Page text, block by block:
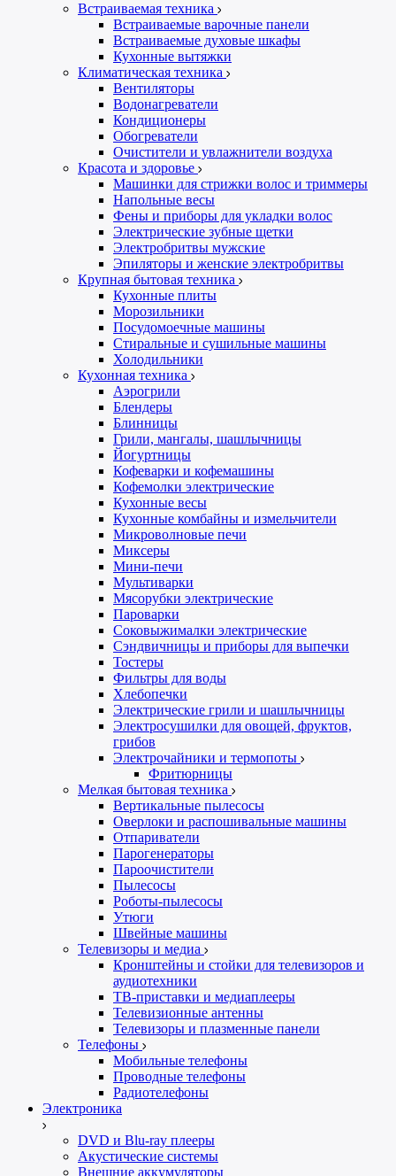
Встраиваемая техника
Встраиваемые варочные панели
Встраиваемые духовые шкафы
Кухонные вытяжки
Климатическая техника
Вентиляторы
Водонагреватели
Кондиционеры
Обогреватели
Очистители и увлажнители воздуха
Красота и здоровье
Машинки для стрижки волос и триммеры
Напольные весы
Фены и приборы для укладки волос
Электрические зубные щетки
Электробритвы мужские
Эпиляторы и женские электробритвы
Крупная бытовая техника
Кухонные плиты
Морозильники
Посудомоечные машины
Стиральные и сушильные машины
Холодильники
Кухонная техника
Аэрогрили
Блендеры
Блинницы
Грили, мангалы, шашлычницы
Йогуртницы
Кофеварки и кофемашины
Кофемолки электрические
Кухонные весы
Кухонные комбайны и измельчители
Микроволновые печи
Миксеры
Мини-печи
Мультиварки
Мясорубки электрические
Пароварки
Соковыжималки электрические
Сэндвичницы и приборы для выпечки
Тостеры
Фильтры для воды
Хлебопечки
Электрические грили и шашлычницы
Электросушилки для овощей, фруктов,
грибов
Электрочайники и термопоты
Фритюрницы
Мелкая бытовая техника
Вертикальные пылесосы
Оверлоки и распошивальные машины
Отпариватели
Парогенераторы
Пароочистители
Пылесосы
Роботы-пылесосы
Утюги
Швейные машины
Телевизоры и медиа
Кронштейны и стойки для телевизоров и
аудиотехники
ТВ-приставки и медиаплееры
Телевизионные антенны
Телевизоры и плазменные панели
Телефоны
Мобильные телефоны
Проводные телефоны
Радиотелефоны
Электроника
DVD и Blu-ray плееры
Акустические системы
Внешние аккумуляторы